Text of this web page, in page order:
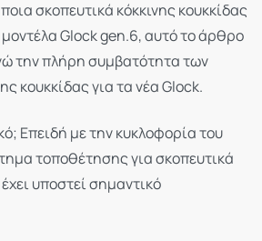
σκοπευτικά κόκκινης κουκκίδας
Glock gen.6, αυτό το άρθρο
την πλήρη συμβατότητα των
κουκκίδας για τα νέα Glock.
Επειδή με την κυκλοφορία του
τοποθέτησης για σκοπευτικά
υποστεί σημαντικό